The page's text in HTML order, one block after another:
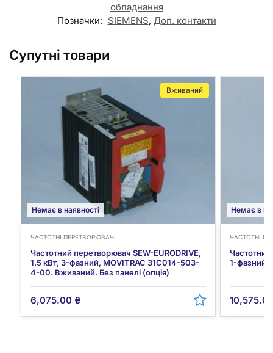
обладнання
Позначки: SIEMENS, Доп. контакти
Супутні товари
Немає в наявності
Вживаний
ЧАСТОТНІ ПЕРЕТВОРЮВАЧІ
Частотний перетворювач SEW-EURODRIVE,
1.5 кВт, 3-фазний, MOVITRAC 31C014-503-
4-00. Вживаний. Без панелі (опція)
6,075.00 ₴
Немає в
ЧАСТОТНІ
1-фазний,